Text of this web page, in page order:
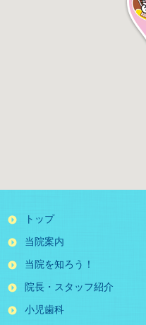
トップ
当院案内
当院を知ろう！
院長・スタッフ紹介
小児歯科